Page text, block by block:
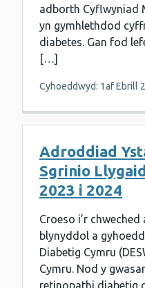
adborth Cyflwyniad
yn gymhlethdod
diabetes. Gan fod
[…]
Cyhoeddwyd: 1af Ebrill
Adroddiad
Sgrinio
2023 i 2024
Croeso i’r
blynyddol a
Diabetig Cymru
Cymru. Nod y
retinopathi diabetig